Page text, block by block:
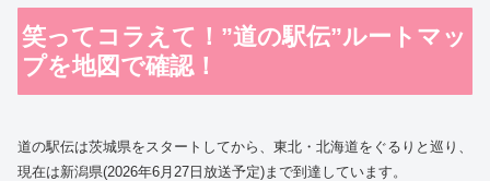
笑ってコラえて！”道の駅伝”ルートマッ
プを地図で確認！
道の駅伝は茨城県をスタートしてから、東北・北海道をぐるりと巡り、
現在は新潟県(2026年6月27日放送予定)まで到達しています。